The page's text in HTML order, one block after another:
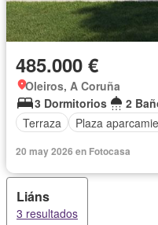
485.000 €
Oleiros, A Coruña
3 Dormitorios
2
Terraza
Plaza
20 may 2026 en Fotocasa
Liáns
3 resultados